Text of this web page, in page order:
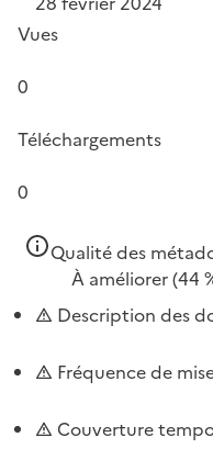
Vues
0
Téléchargements
0
Qualité des
À améliorer(44
Description des
Fréquence de
Couverture